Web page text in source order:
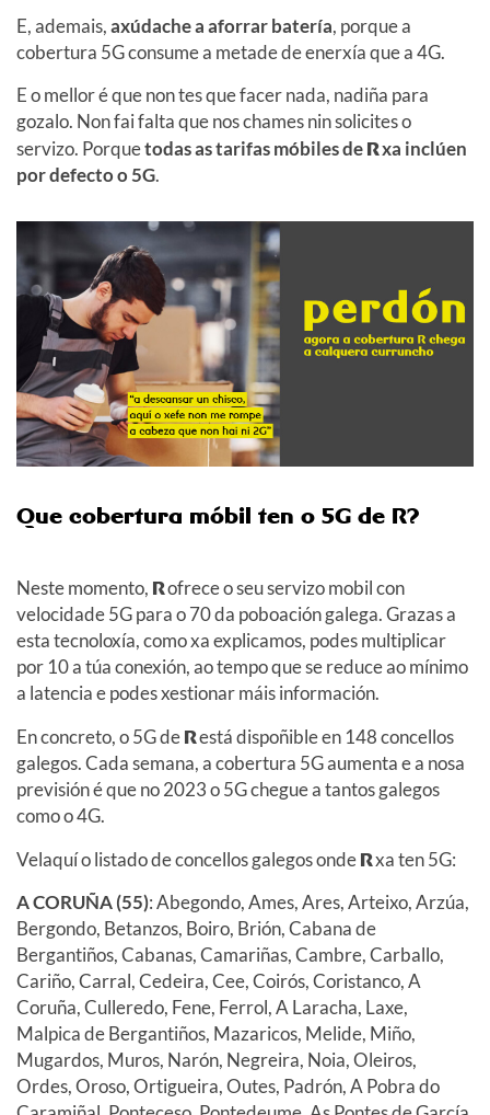
E, ademais,axúdache a aforrar batería, porque a
cobertura 5G consume a metade de enerxía que a 4G.
E o mellor é que non tes que facer nada, nadiña para
gozalo. Non fai falta que nos chames nin solicites o
servizo. Porquetodas as tarifas móbiles deRxa inclúen
por defecto o 5G.
Que cobertura móbil ten o 5G de R?
Neste momento, Rofrece o seu servizo mobil con
velocidade 5G para o 70 da poboación galega. Grazas a
esta tecnoloxía, como xa explicamos, podes multiplicar
por 10 a túa conexión, ao tempo que se reduce ao mínimo
a latencia e podes xestionar máis información.
En concreto, o 5G deRestá dispoñible en 148 concellos
galegos. Cada semana, a cobertura 5G aumenta e a nosa
previsión é que no 2023 o 5G chegue a tantos galegos
como o 4G.
Velaquí o listado de concellos galegos ondeRxa ten 5G:
A CORUÑA (55): Abegondo, Ames, Ares, Arteixo, Arzúa,
Bergondo, Betanzos, Boiro, Brión, Cabana de
Bergantiños, Cabanas, Camariñas, Cambre, Carballo,
Cariño, Carral, Cedeira, Cee, Coirós, Coristanco, A
Coruña, Culleredo, Fene, Ferrol, A Laracha, Laxe,
Malpica de Bergantiños, Mazaricos, Melide, Miño,
Mugardos, Muros, Narón, Negreira, Noia, Oleiros,
Ordes, Oroso, Ortigueira, Outes, Padrón, A Pobra do